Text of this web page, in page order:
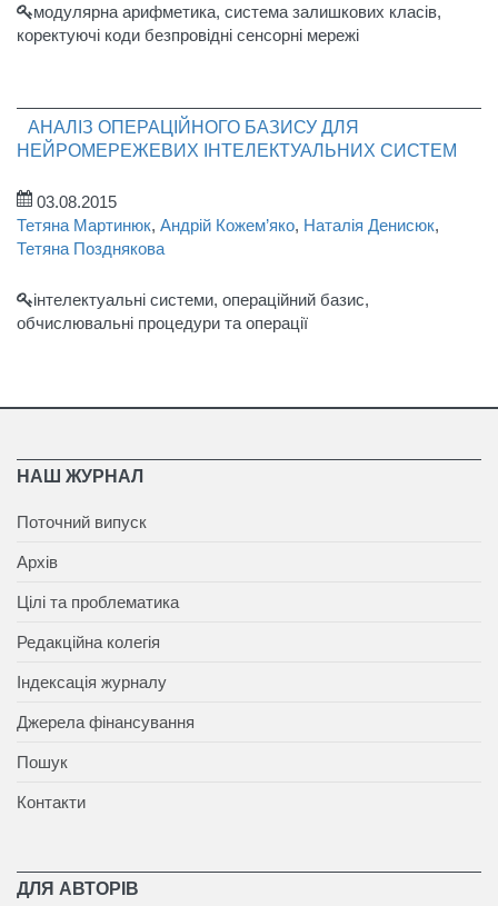
модулярна арифметика, система залишкових класів,
коректуючі коди безпровідні сенсорні мережі
АНАЛІЗ ОПЕРАЦІЙНОГО БАЗИСУ ДЛЯ
НЕЙРОМЕРЕЖЕВИХ ІНТЕЛЕКТУАЛЬНИХ СИСТЕМ
03.08.2015
Тетяна Мартинюк, Андрій Кожем’яко, Наталія Денисюк,
Тетяна Позднякова
інтелектуальні системи, операційний базис,
обчислювальні процедури та операції
НАШ ЖУРНАЛ
Поточний випуск
Архів
Цілі та проблематика
Редакційна колегія
Індексація журналу
Джерела фінансування
Пошук
Контакти
ДЛЯ АВТОРІВ